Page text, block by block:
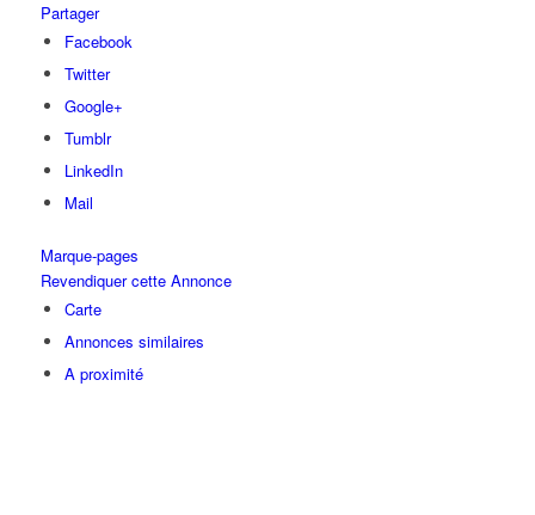
Partager
Facebook
Twitter
Google+
Tumblr
LinkedIn
Mail
Marque-pages
Revendiquer cette Annonce
Carte
Annonces similaires
A proximité